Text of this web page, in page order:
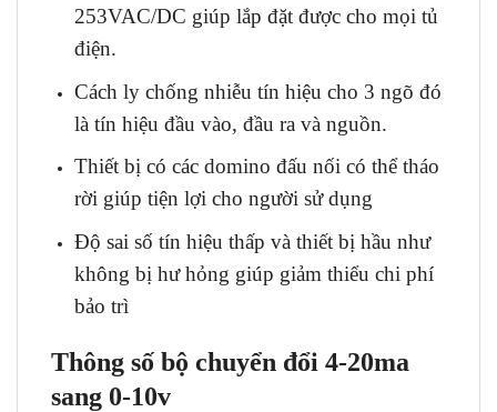
253VAC/DC giúp lắp đặt được cho mọi tủ
điện.
Cách ly chống nhiễu tín hiệu cho 3 ngõ đó
là tín hiệu đầu vào, đầu ra và nguồn.
Thiết bị có các domino đấu nối có thể tháo
rời giúp tiện lợi cho người sử dụng
Độ sai số tín hiệu thấp và thiết bị hầu như
không bị hư hỏng giúp giảm thiểu chi phí
bảo trì
Thông số bộ chuyển đổi 4-20ma
sang 0-10v